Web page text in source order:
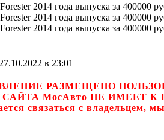
в 23:01
РАЗМЕЩЕНО
МосАвто НЕ ИМЕЕТ
связаться с